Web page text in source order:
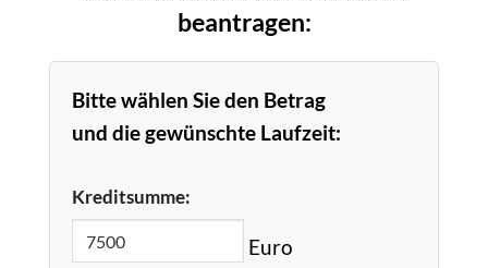
beantragen:
Bitte wählen Sie den Betrag
und die gewünschte Laufzeit:
Kreditsumme:
Euro